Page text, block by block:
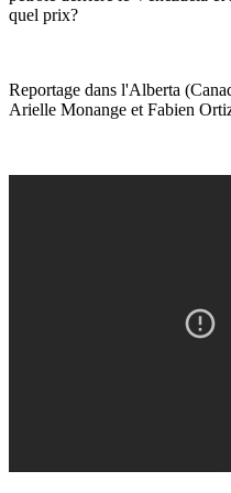
quel prix?
Reportage dans l'Alberta
Arielle Monange et Fabien